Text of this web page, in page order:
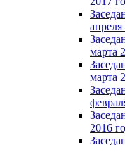
апреля
марта
марта
2016